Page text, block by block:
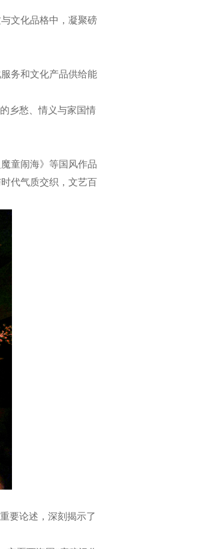
文化品格中，凝聚磅
务和文化产品供给能
乡愁、情义与家国情
童闹海》等国风作品
代气质交织，文艺百
要论述，深刻揭示了